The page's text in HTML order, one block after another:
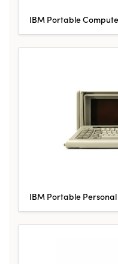
IBM Portable
IBM Portable